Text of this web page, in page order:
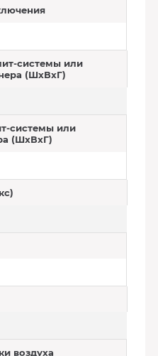
системы или
(ШxВxГ)
системы или
(ШxВxГ)
воздуха